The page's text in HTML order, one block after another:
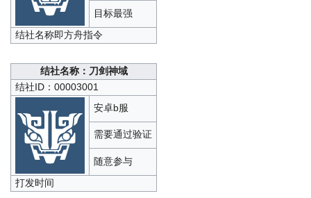
目标最强
结社名称即方舟指令
结社名称：刀剑神域
结社ID：00003001
安卓b服
需要通过验证
随意参与
打发时间